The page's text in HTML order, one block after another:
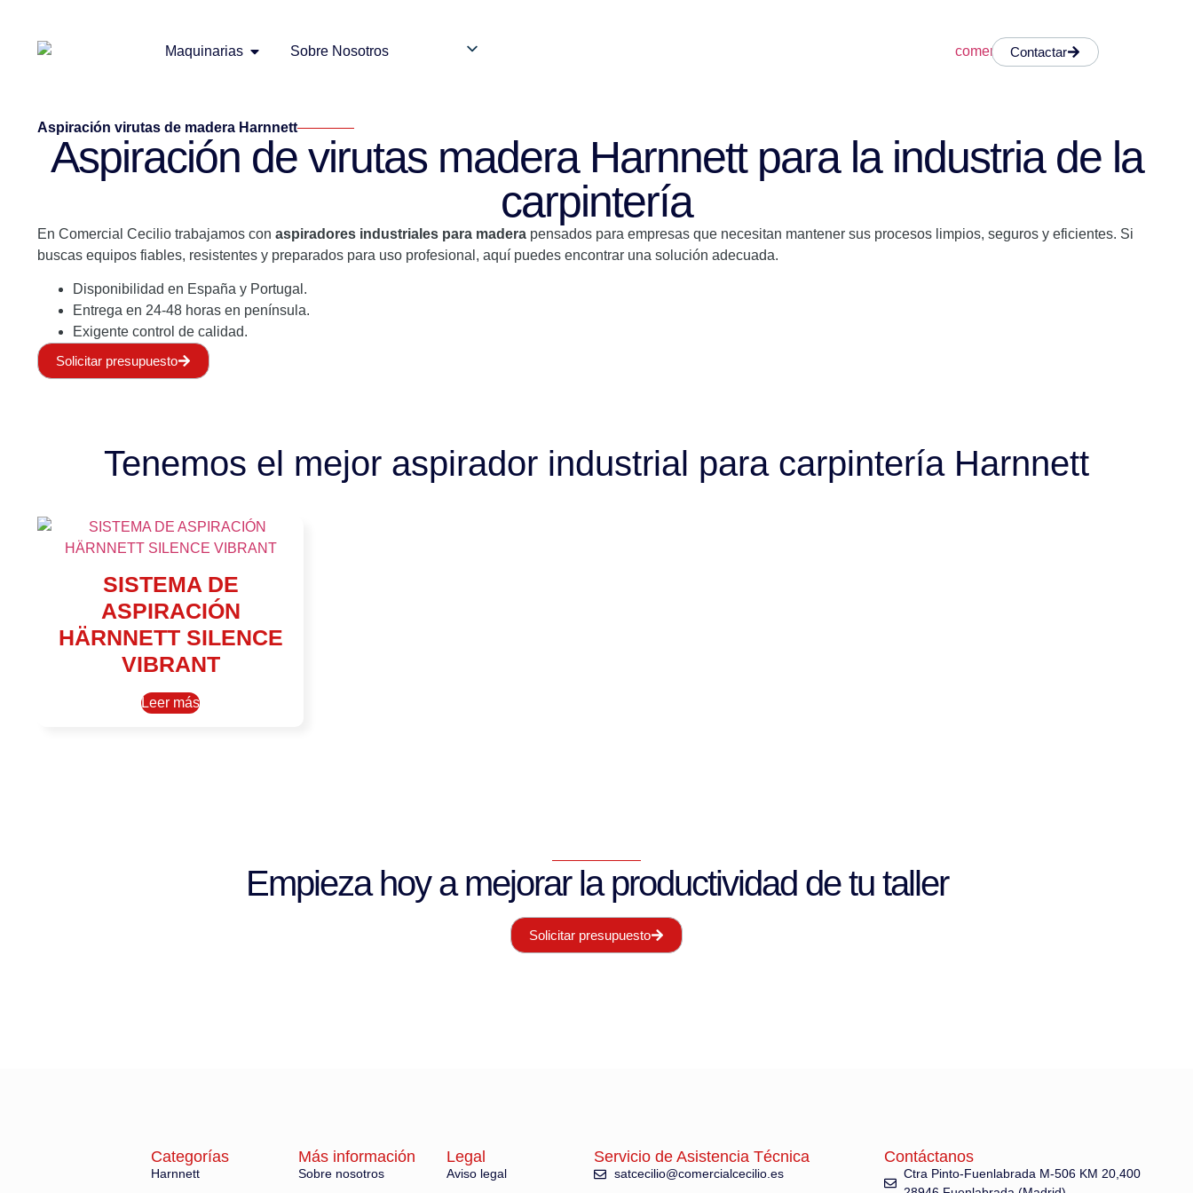
Maquinarias Sobre Nosotros Contactar
Aspiración virutas de madera Harnnett
Aspiración de virutas madera Harnnett para la industria de la
carpintería
En Comercial Cecilio trabajamos con aspiradores industriales para madera pensados para empresas que necesitan mantener sus procesos limpios, seguros y eficientes. Si
buscas equipos fiables, resistentes y preparados para uso profesional, aquí puedes encontrar una solución adecuada.
Disponibilidad en España y Portugal.
Entrega en 24-48 horas en península.
Exigente control de calidad.
Solicitar presupuesto
Tenemos el mejor aspirador industrial para carpintería​ Harnnett
SISTEMA DE
ASPIRACIÓN
HÄRNNETT SILENCE
VIBRANT
Leer más
Empieza hoy a mejorar la productividad de tu taller
Solicitar presupuesto
Categorías
Harnnett
Más información
Sobre nosotros
Legal
Aviso legal
Servicio de Asistencia Técnica
satcecilio@comercialcecilio.es
Contáctanos
Ctra Pinto-Fuenlabrada M-506 KM 20,400